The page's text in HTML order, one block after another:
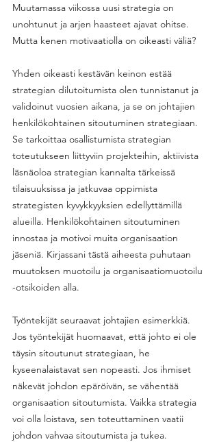
Muutamassa viikossa uusi strategia on
unohtunut ja arjen haasteet ajavat ohitse.
Mutta kenen motivaatiolla on oikeasti väliä?
Yhden oikeasti kestävän keinon estää
strategian dilutoitumista olen tunnistanut ja
validoinut vuosien aikana, ja se on johtajien
henkilökohtainen sitoutuminen strategiaan.
Se tarkoittaa osallistumista strategian
toteutukseen liittyviin projekteihin, aktiivista
läsnäoloa strategian kannalta tärkeissä
tilaisuuksissa ja jatkuvaa oppimista
strategisten kyvykkyyksien edellyttämillä
alueilla. Henkilökohtainen sitoutuminen
innostaa ja motivoi muita organisaation
jäseniä. Kirjassani tästä aiheesta puhutaan
muutoksen muotoilu ja organisaatiomuotoilu
-otsikoiden alla.
Työntekijät seuraavat johtajien esimerkkiä.
Jos työntekijät huomaavat, että johto ei ole
täysin sitoutunut strategiaan, he
kyseenalaistavat sen nopeasti. Jos ihmiset
näkevät johdon epäröivän, se vähentää
organisaation sitoutumista. Vaikka strategia
voi olla loistava, sen toteuttaminen vaatii
johdon vahvaa sitoutumista ja tukea.